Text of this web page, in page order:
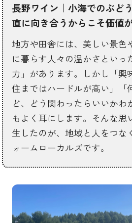
長野ワイン｜小海でのぶど
直に向き合うからこそ価値
地方や田舎には、美しい景色
に暮らす人々の温かさといっ
力」があります。しかし「興
住まではハードルが高い」「
ど、どう関わったらいいかわ
もよく耳にします。そんな思
生したのが、地域と人をつな
ォームローカルズです。